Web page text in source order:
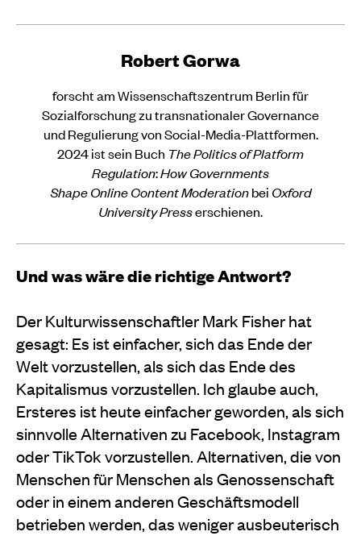
Robert Gorwa
forscht am Wissenschaftszentrum Berlin für
Sozialforschung zu transnationaler Governance
und Regulierung von Social-Media-Plattformen.
2024 ist sein Buch The Politics of Platform
Regulation:How Governments
Shape Online Content Moderationbei Oxford
University Presserschienen.
Und was wäre die richtige Antwort?
Der Kulturwissenschaftler Mark Fisher hat
gesagt: Es ist einfacher, sich das Ende der
Welt vorzustellen, als sich das Ende des
Kapitalismus vorzustellen. Ich glaube auch,
Ersteres ist heute einfacher geworden, als sich
sinnvolle Alternativen zu Facebook, Instagram
oder TikTok vorzustellen. Alternativen, die von
Menschen für Menschen als Genossenschaft
oder in einem anderen Geschäftsmodell
betrieben werden, das weniger ausbeuterisch